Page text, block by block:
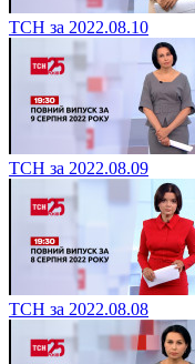
ТСН за 2022.08.10
ТСН за 2022.08.09
ТСН за 2022.08.08